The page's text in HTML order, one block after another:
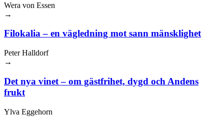
Wera von Essen
→
Filokalia – en vägledning mot sann mänsklighet
Peter Halldorf
→
Det nya vinet – om gästfrihet, dygd och Andens
frukt
Ylva Eggehorn